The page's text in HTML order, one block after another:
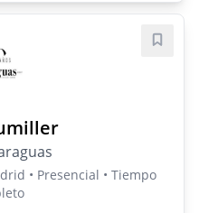
• Presencial • Tiempo